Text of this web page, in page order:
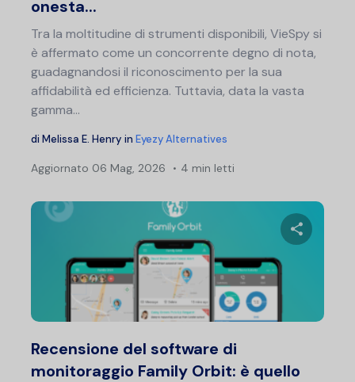
onesta...
Tra la moltitudine di strumenti disponibili, VieSpy si
è affermato come un concorrente degno di nota,
guadagnandosi il riconoscimento per la sua
affidabilità ed efficienza. Tuttavia, data la vasta
gamma...
di Melissa E. Henry in Eyezy Alternatives
Aggiornato 06 Mag, 2026 4 min letti
Condividi
Recensione del software di
monitoraggio Family Orbit: è quello